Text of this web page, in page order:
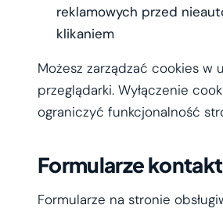
reklamowych przed
klikaniem
Możesz zarządzać cookies w
przeglądarki. Wyłączenie
ograniczyć funkcjonalność
Formularze
Formularze na stronie